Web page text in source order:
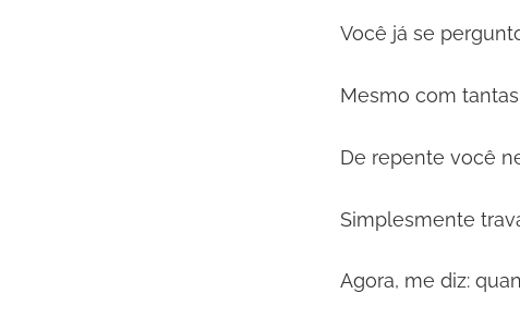
Você já se
Mesmo com
De repente você
Simplesmente
Agora, me diz: